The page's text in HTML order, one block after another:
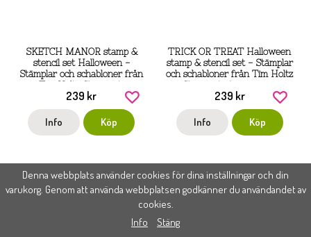
SKETCH MANOR stamp &
stencil set Halloween -
Stämplar och schabloner från
Tim Holtz Stamper's
Anonymous
239 kr
Info Köp
TRICK OR TREAT Halloween
stamp & stencil set - Stämplar
och schabloner från Tim Holtz
Stamper's Anonymous
239 kr
Info Köp
Denna webbplats använder cookies för dina inställningar och din
varukorg. Genom att använda webbplatsen godkänner du användandet av
cookies.
Info
Stäng